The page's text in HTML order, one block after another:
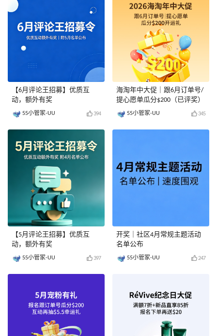
【6月评论王招募】优质互
动，额外有奖
55小管家-UU 394
【5月评论王招募】优质互
动，额外有奖
55小管家-UU 397
海淘年中大促｜跟6月订单号/
提心愿单瓜分$200（已评奖）
55小管家-UU 345
开奖｜社区4月常规主题活动
名单公布
55小管家-UU 247